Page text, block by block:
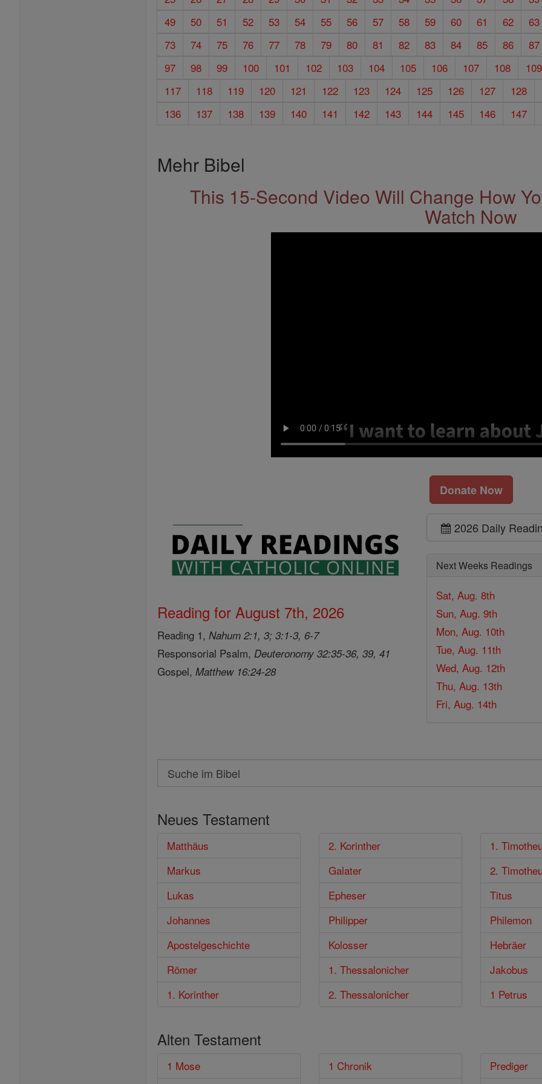
49
50 51 52 53 54 55 56 57 58 59 60 61 62
63
73
74 75 76 77 78 79 80 81 82 83 84 85 86
87
97
98 99 100 101 102 103 104 105 106 107 108
109
117
118 119 120 121 122 123 124 125 126 127
128
136
137 138 139 140 141 142 143 144 145 146 147
Mehr Bibel
This 15-Second Video Will Change How
Watch Now
Donate Now
Reading for August 7th, 2026
Reading 1,Nahum 2:1, 3; 3:1-3, 6-7
Responsorial Psalm, Deuteronomy 32:35-36, 39, 41
Gospel,Matthew 16:24-28
2026 Daily
Next Weeks Readings
Sat, Aug. 8th
Sun, Aug. 9th
Mon, Aug. 10th
Tue, Aug. 11th
Wed, Aug. 12th
Thu, Aug. 13th
Fri, Aug. 14th
Search
Suche
Bibel
Neues Testament
Matthäus
Markus
Lukas
Johannes
Apostelgeschichte
Römer
1. Korinther
2. Korinther
Galater
Epheser
Philipper
Kolosser
1. Thessalonicher
2. Thessalonicher
1.
2.
Titus
Philemon
Hebräer
Jakobus
1 Petrus
Alten Testament
1 Mose
1 Chronik
Prediger